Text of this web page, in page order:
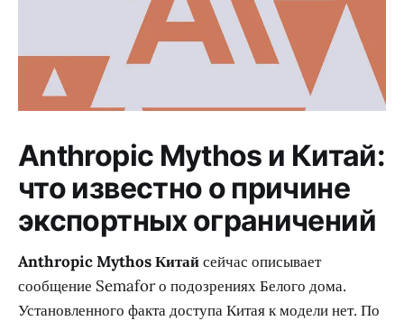
Anthropic Mythos и Китай:
что известно о причине
экспортных ограничений
Anthropic Mythos Китайсейчас описывает
сообщение Semafor о подозрениях Белого дома.
Установленного факта доступа Китая к модели нет. По